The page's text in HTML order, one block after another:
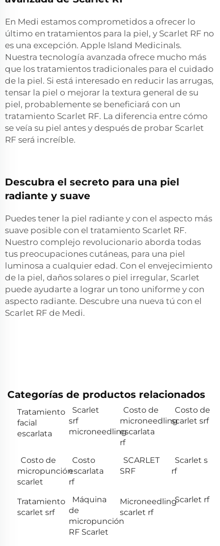
En Medi estamos comprometidos a ofrecer lo
último en tratamientos para la piel, y Scarlet RF no
es una excepción. Apple Island Medicinals.
Nuestra tecnología avanzada ofrece mucho más
que los tratamientos tradicionales para el cuidado
de la piel. Si está interesado en reducir las arrugas,
tensar la piel o mejorar la textura general de su
piel, probablemente se beneficiará con un
tratamiento Scarlet RF. La diferencia entre cómo
se veía su piel antes y después de probar Scarlet
RF será increíble.
Descubra el secreto para una piel
radiante y suave
Puedes tener la piel radiante y con el aspecto más
suave posible con el tratamiento Scarlet RF.
Nuestro complejo revolucionario aborda todas
tus preocupaciones cutáneas, para una piel
luminosa a cualquier edad. Con el envejecimiento
de la piel, daños solares o piel irregular, Scarlet
puede ayudarte a lograr un tono uniforme y con
aspecto radiante. Descubre una nueva tú con el
Scarlet RF de Medi.
Categorías de productos relacionados
Tratamiento
facial
escarlata
Scarlet
srf
microneedling
Costo de
microneedling
escarlata
rf
Costo de
scarlet srf
Costo de
micropunción
scarlet
Costo
escarlata
rf
SCARLET
SRF
Scarlet s
rf
Tratamiento
scarlet srf
Máquina
de
micropunción
RF Scarlet
Microneedling
scarlet rf
Scarlet rf